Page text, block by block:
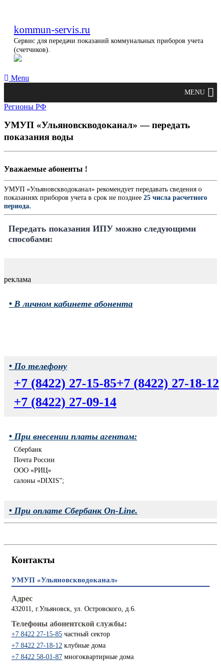
kommun-servis.ru
Сервис для передачи показаний коммунальных приборов учета
(счетчиков).
Menu
MENU
Регионы РФ
УМУП «Ульяновскводоканал» — передать
показания воды
Уважаемые абоненты !
УМУП «Ульяновскводоканал» рекомендует передавать сведения о
показаниях приборов учета в срок не позднее 25 числа расчетного
периода.
Передать показания ИПУ можно следующими
способами:
реклама
• В личном кабинете абонента
• По телефону
+7 (8422) 27-15-85+7 (8422) 27-18-12
+7 (8422) 27-09-14
• При внесении платы агентам:
Сбербанк
Почта России
ООО «РИЦ»
салоны «DIXIS”;
• При оплате Сбербанк On-Line.
Контакты
УМУП «Ульяновскводоканал»
Адрес
432011, г.Ульяновск, ул. Островского, д.6.
Телефоны абонентской службы:
+7 8422 27-15-85 частный сектор
+7 8422 27-18-12 клубные дома
+7 8422 58-01-87 многоквартирные дома